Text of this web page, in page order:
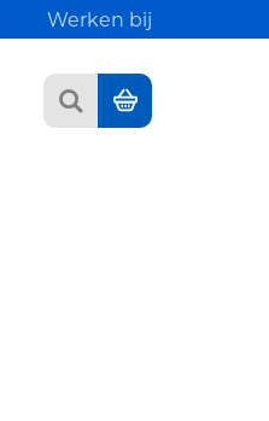
Werken bij
Zoeken
Winkelwagen